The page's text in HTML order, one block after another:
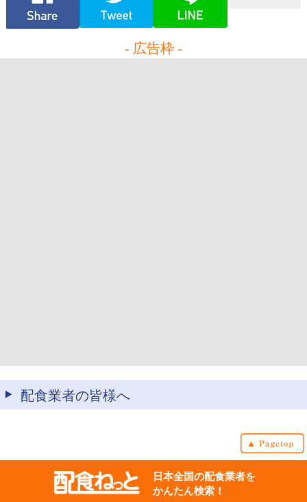
- 広告枠 -
配食業者の皆様へ
日本全国の配食業者を
かんたん検索！